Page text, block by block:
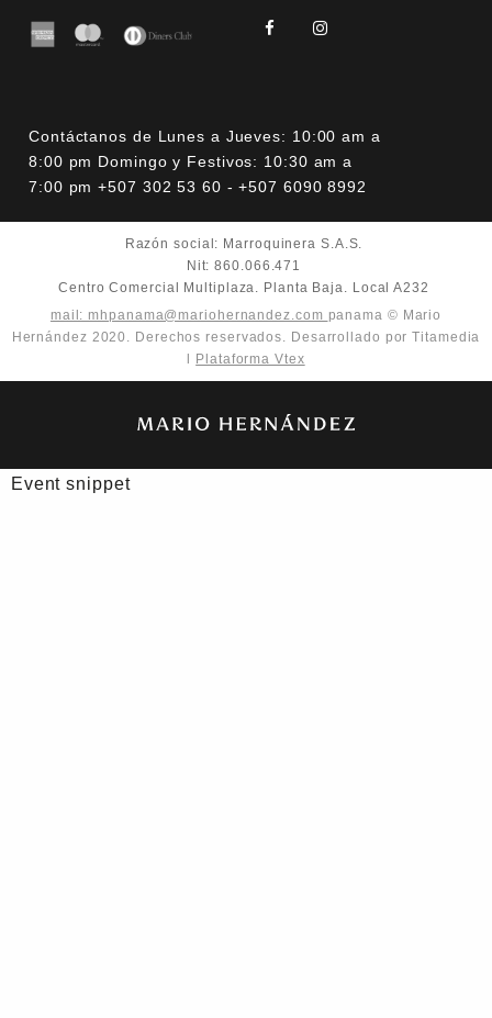
Contáctanos de Lunes a Jueves: 10:00 am a
8:00 pm Domingo y Festivos: 10:30 am a
7:00 pm +507 302 53 60 - +507 6090 8992
Razón social: Marroquinera S.A.S.
Nit: 860.066.471
Centro Comercial Multiplaza. Planta Baja. Local A232
mail: mhpanama@mariohernandez.com panama © Mario
Hernández 2020. Derechos reservados. Desarrollado por Titamedia
l Plataforma Vtex
Event snippet